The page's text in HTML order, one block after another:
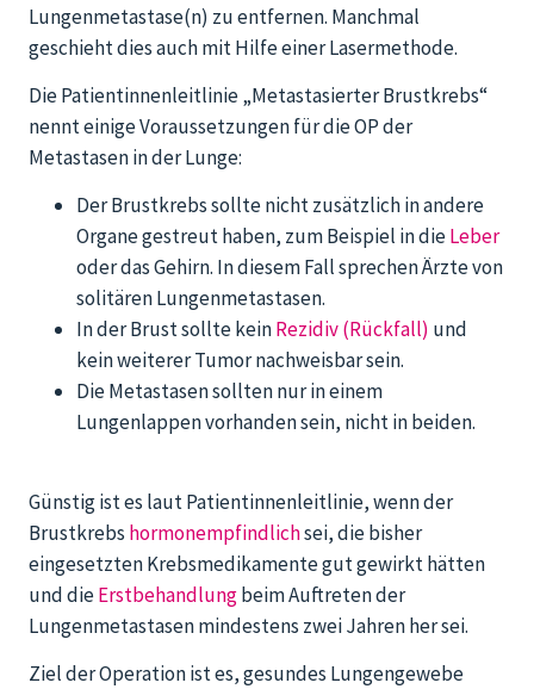
Lungenmetastase(n) zu entfernen. Manchmal
geschieht dies auch mit Hilfe einer Lasermethode.
Die Patientinnenleitlinie „Metastasierter Brustkrebs“
nennt einige Voraussetzungen für die OP der
Metastasen in der Lunge:
Der Brustkrebs sollte nicht zusätzlich in andere
Organe gestreut haben, zum Beispiel in dieLeber
oder das Gehirn. In diesem Fall sprechen Ärzte von
solitären Lungenmetastasen.
In der Brust sollte keinRezidiv (Rückfall) und
kein weiterer Tumor nachweisbar sein.
Die Metastasen sollten nur in einem
Lungenlappen vorhanden sein, nicht in beiden.
Günstig ist es laut Patientinnenleitlinie, wenn der
Brustkrebs hormonempfindlichsei, die bisher
eingesetzten Krebsmedikamente gut gewirkt hätten
und dieErstbehandlungbeim Auftreten der
Lungenmetastasen mindestens zwei Jahren her sei.
Ziel der Operation ist es, gesundes Lungengewebe